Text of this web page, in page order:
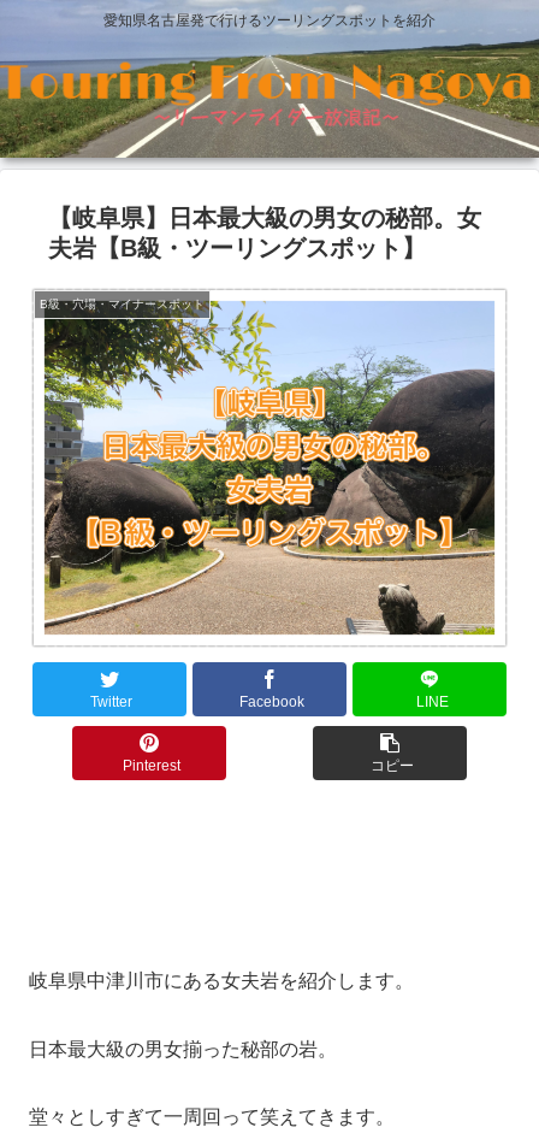
愛知県名古屋発で行けるツーリングスポットを紹介
【岐阜県】日本最大級の男女の秘部。女
夫岩【B級・ツーリングスポット】
B級・穴場・マイナースポット
Twitter Facebook LINE
Pinterest コピー
岐阜県中津川市にある女夫岩を紹介します。
日本最大級の男女揃った秘部の岩。
堂々としすぎて一周回って笑えてきます。